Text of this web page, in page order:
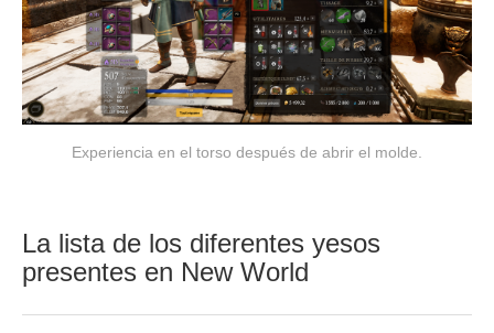
Experiencia en el torso después de abrir el molde.
La lista de los diferentes yesos
presentes en New World